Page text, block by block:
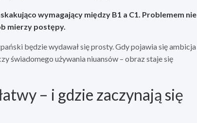
wymagający między B1 a C1. Problemem nie
mierzy postępy.
będzie wydawał się prosty. Gdy pojawia się ambicja
świadomego używania niuansów – obraz staje się
– i gdzie zaczynają się